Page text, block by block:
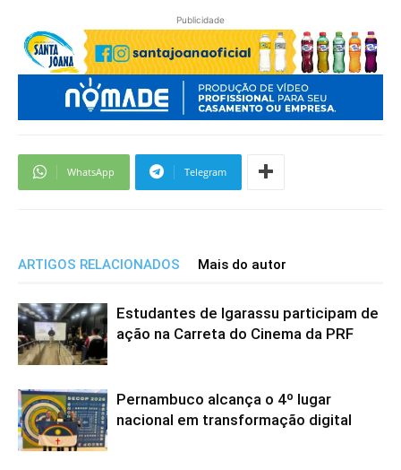
Publicidade
WhatsApp Telegram
ARTIGOS RELACIONADOS Mais do autor
Estudantes de Igarassu participam de
ação na Carreta do Cinema da PRF
Pernambuco alcança o 4º lugar
nacional em transformação digital